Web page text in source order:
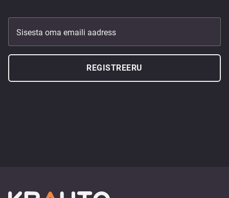
Sisesta oma emaili aadress
REGISTREERU